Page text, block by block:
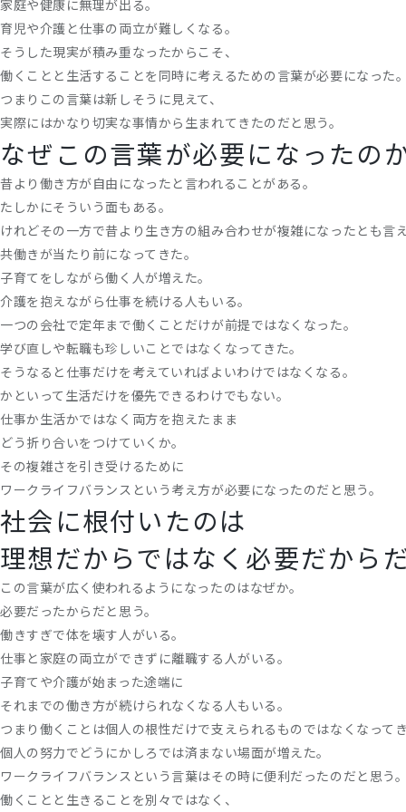
家庭や健康に無理が出る。
育児や介護と仕事の両立が難しくなる。
そうした現実が積み重なったからこそ、
働くことと生活することを同時に考えるための言葉が必要になった。
つまりこの言葉は新しそうに見えて、
実際にはかなり切実な事情から生まれてきたのだと思う。
なぜこの言葉が必要になったの
昔より働き方が自由になったと言われることがある。
たしかにそういう面もある。
けれどその一方で昔より生き方の組み合わせが複雑になったとも言え
共働きが当たり前になってきた。
子育てをしながら働く人が増えた。
介護を抱えながら仕事を続ける人もいる。
一つの会社で定年まで働くことだけが前提ではなくなった。
学び直しや転職も珍しいことではなくなってきた。
そうなると仕事だけを考えていればよいわけではなくなる。
かといって生活だけを優先できるわけでもない。
仕事か生活かではなく両方を抱えたまま
どう折り合いをつけていくか。
その複雑さを引き受けるために
ワークライフバランスという考え方が必要になったのだと思う。
社会に根付いたのは
理想だからではなく必要だから
この言葉が広く使われるようになったのはなぜか。
必要だったからだと思う。
働きすぎで体を壊す人がいる。
仕事と家庭の両立ができずに離職する人がいる。
子育てや介護が始まった途端に
それまでの働き方が続けられなくなる人もいる。
つまり働くことは個人の根性だけで支えられるものではなくなってき
個人の努力でどうにかしろでは済まない場面が増えた。
ワークライフバランスという言葉はその時に便利だったのだと思う。
働くことと生きることを別々ではなく、